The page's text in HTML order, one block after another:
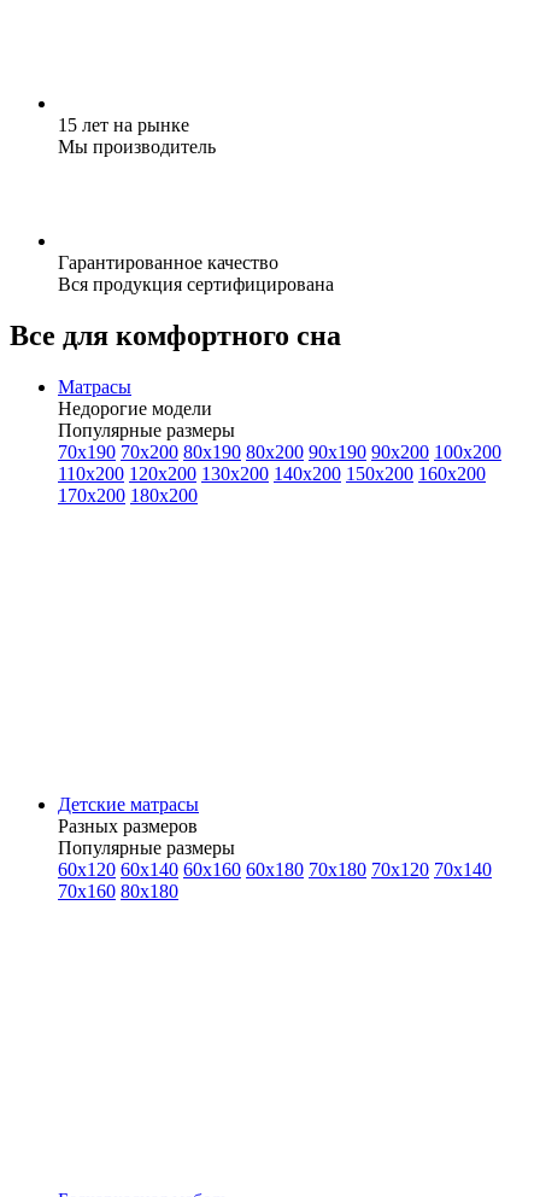
15 лет на рынке
Мы производитель
Гарантированное качество
Вся продукция сертифицирована
Все для комфортного сна
Матрасы
Недорогие модели
Популярные размеры
70x190 70x200 80x190 80x200 90x190 90x200 100x200
110x200 120x200 130x200 140x200 150x200 160x200
170x200 180x200
Детские матрасы
Разных размеров
Популярные размеры
60x120 60x140 60x160 60x180 70x180 70x120 70x140
70x160 80x180